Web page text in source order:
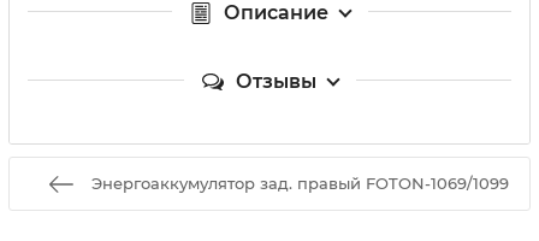
Описание
Отзывы
Энергоаккумулятор зад. правый FOTON-1069/1099